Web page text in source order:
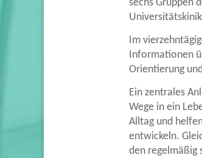
sechs Gruppen
Im
Informationen
Orientierung
Ein zentrales
Wege in ein
Alltag und
entwickeln.
den regelmäßig